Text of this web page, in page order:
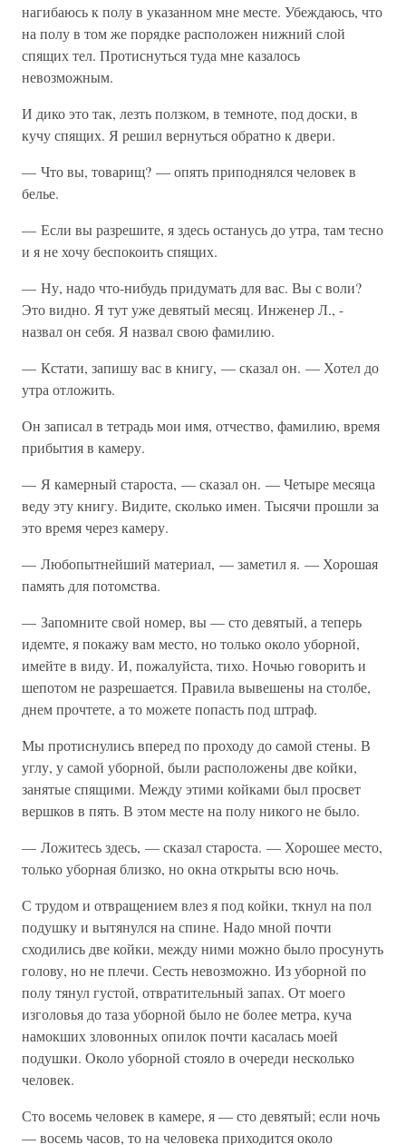
нагибаюсь к полу в указанном мне месте. Убеждаюсь, что
на полу в том же порядке расположен нижний слой
спящих тел. Протиснуться туда мне казалось
невозможным.
И дико это так, лезть ползком, в темноте, под доски, в
кучу спящих. Я решил вернуться обратно к двери.
— Что вы, товарищ? — опять приподнялся человек в
белье.
— Если вы разрешите, я здесь останусь до утра, там тесно
и я не хочу беспокоить спящих.
— Ну, надо что-нибудь придумать для вас. Вы с воли?
Это видно. Я тут уже девятый месяц. Инженер Л., -
назвал он себя. Я назвал свою фамилию.
— Кстати, запишу вас в книгу, — сказал он. — Хотел до
утра отложить.
Он записал в тетрадь мои имя, отчество, фамилию, время
прибытия в камеру.
— Я камерный староста, — сказал он. — Четыре месяца
веду эту книгу. Видите, сколько имен. Тысячи прошли за
это время через камеру.
— Любопытнейший материал, — заметил я. — Хорошая
память для потомства.
— Запомните свой номер, вы — сто девятый, а теперь
идемте, я покажу вам место, но только около уборной,
имейте в виду. И, пожалуйста, тихо. Ночью говорить и
шепотом не разрешается. Правила вывешены на столбе,
днем прочтете, а то можете попасть под штраф.
Мы протиснулись вперед по проходу до самой стены. В
углу, у самой уборной, были расположены две койки,
занятые спящими. Между этими койками был просвет
вершков в пять. В этом месте на полу никого не было.
— Ложитесь здесь, — сказал староста. — Хорошее место,
только уборная близко, но окна открыты всю ночь.
С трудом и отвращением влез я под койки, ткнул на пол
подушку и вытянулся на спине. Надо мной почти
сходились две койки, между ними можно было просунуть
голову, но не плечи. Сесть невозможно. Из уборной по
полу тянул густой, отвратительный запах. От моего
изголовья до таза уборной было не более метра, куча
намокших зловонных опилок почти касалась моей
подушки. Около уборной стояло в очереди несколько
человек.
Сто восемь человек в камере, я — сто девятый; если ночь
— восемь часов, то на человека приходится около